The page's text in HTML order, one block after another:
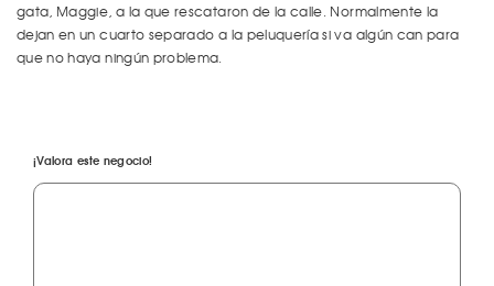
gata, Maggie, a la que rescataron de la calle. Normalmente la
dejan en un cuarto separado a la peluquería si va algún can para
que no haya ningún problema.
¡Valora este negocio!